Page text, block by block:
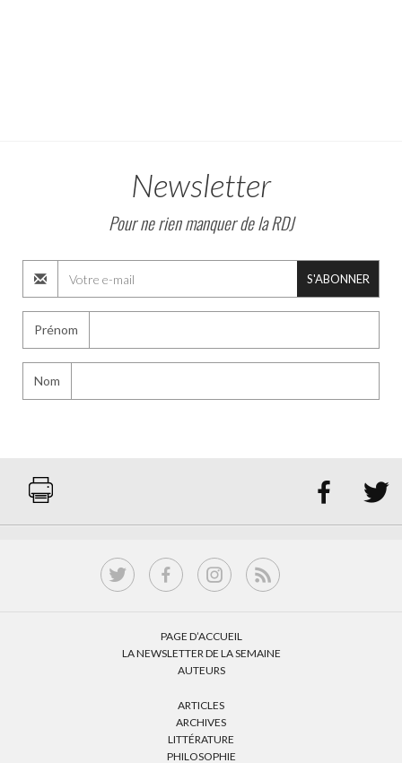
Newsletter
Pour ne rien manquer de la RDJ
S'ABONNER
Prénom
Nom
 
PAGE D’ACCUEIL
LA NEWSLETTER DE LA SEMAINE
AUTEURS
ARTICLES
ARCHIVES
LITTÉRATURE
PHILOSOPHIE